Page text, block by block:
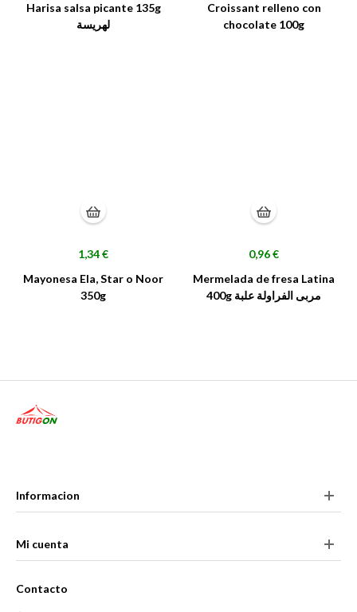
Harisa salsa picante 135g
لهريسة
Croissant relleno con
chocolate 100g
Precio
1,34 €
Mayonesa Ela, Star o Noor
350g
Precio
0,96 €
Mermelada de fresa Latina
400g مربى الفراولة علبة
Informacion
Mi cuenta
Contacto